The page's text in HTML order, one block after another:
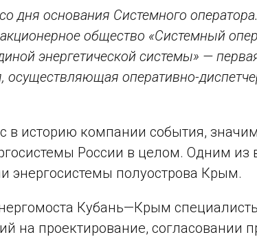
дня основания Системного
общество «Системный
энергетической системы» —
осуществляющая оперативно-
в историю компании события,
России в целом. Одним из
энергосистемы полуострова Крым.
Кубань—Крым
на проектирование, согласовании